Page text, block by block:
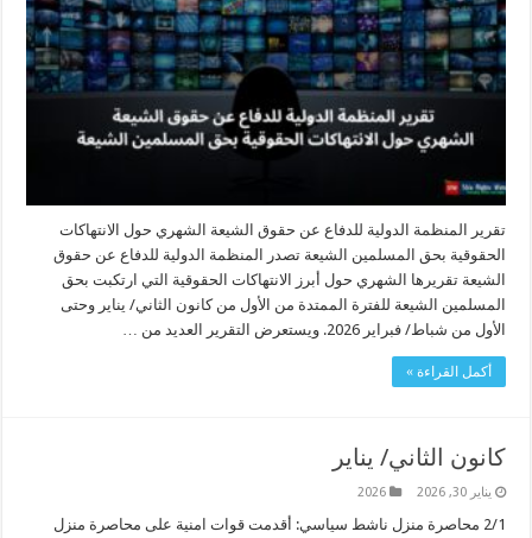
تقرير المنظمة الدولية للدفاع عن حقوق الشيعة الشهري حول الانتهاكات
الحقوقية بحق المسلمين الشيعة تصدر المنظمة الدولية للدفاع عن حقوق
الشيعة تقريرها الشهري حول أبرز الانتهاكات الحقوقية التي ارتكبت بحق
المسلمين الشيعة للفترة الممتدة من الأول من كانون الثاني/ يناير وحتى
الأول من شباط/ فبراير 2026. ويستعرض التقرير العديد من …
أكمل القراءة »
كانون الثاني/ يناير
يناير 30, 2026 2026
2/1 محاصرة منزل ناشط سياسي: أقدمت قوات امنية على محاصرة منزل